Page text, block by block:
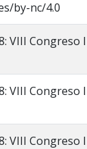
by-nc/4.0
VIII
VIII
VIII